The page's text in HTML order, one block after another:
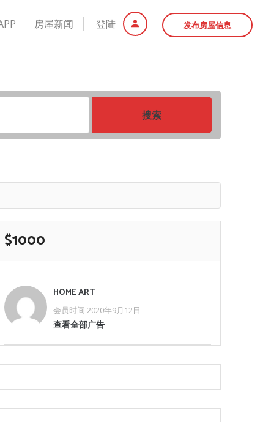
登陆 发布房屋信息
房屋新闻
搜索
$1000
HOME ART
会员时间 2020年9月12日
查看全部广告